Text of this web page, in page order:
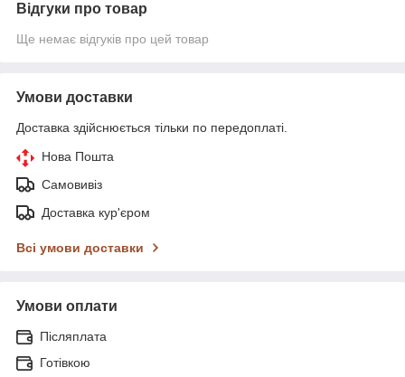
Відгуки про товар
Ще немає відгуків про цей товар
Умови доставки
Доставка здійснюється тільки по передоплаті.
Нова Пошта
Самовивіз
Доставка кур'єром
Всі умови доставки
Умови оплати
Післяплата
Готівкою